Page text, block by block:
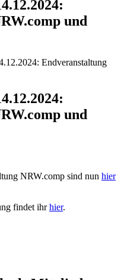
und
Endveranstaltung
und
NRW.comp sind nun hier
findet ihrhier.